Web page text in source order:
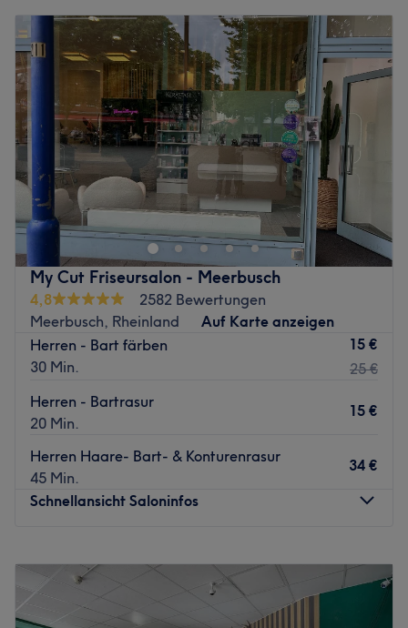
My Cut Friseursalon - Meerbusch
4,8
2582 Bewertungen
Meerbusch, Rheinland
Auf Karte anzeigen
Herren - Bart färben
30 Min.
15 €
25 €
Herren - Bartrasur
20 Min.
15 €
Herren Haare- Bart- & Konturenrasur
45 Min.
34 €
Schnellansicht Saloninfos
Dienstag
09:00
09:00–19:00
Donnerstag
09:00